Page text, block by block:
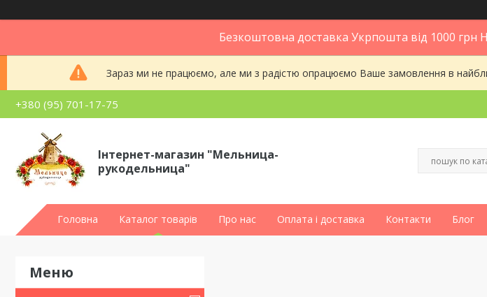
Безкоштовна доставка Укрпошта від 1000 грн
Зараз ми не працюємо, але ми з радістю опрацюємо Ваше замовлення в
+380 (95) 701-17-75
Інтернет-магазин "Мельница-
рукодельница"
Головна Каталог товарів Про нас Оплата і доставка Контакти Блог